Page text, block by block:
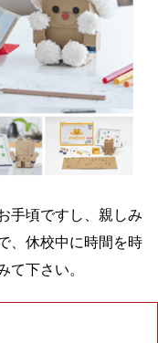
手頃ですし、親しみ
、休校中に時間を時
て下さい。